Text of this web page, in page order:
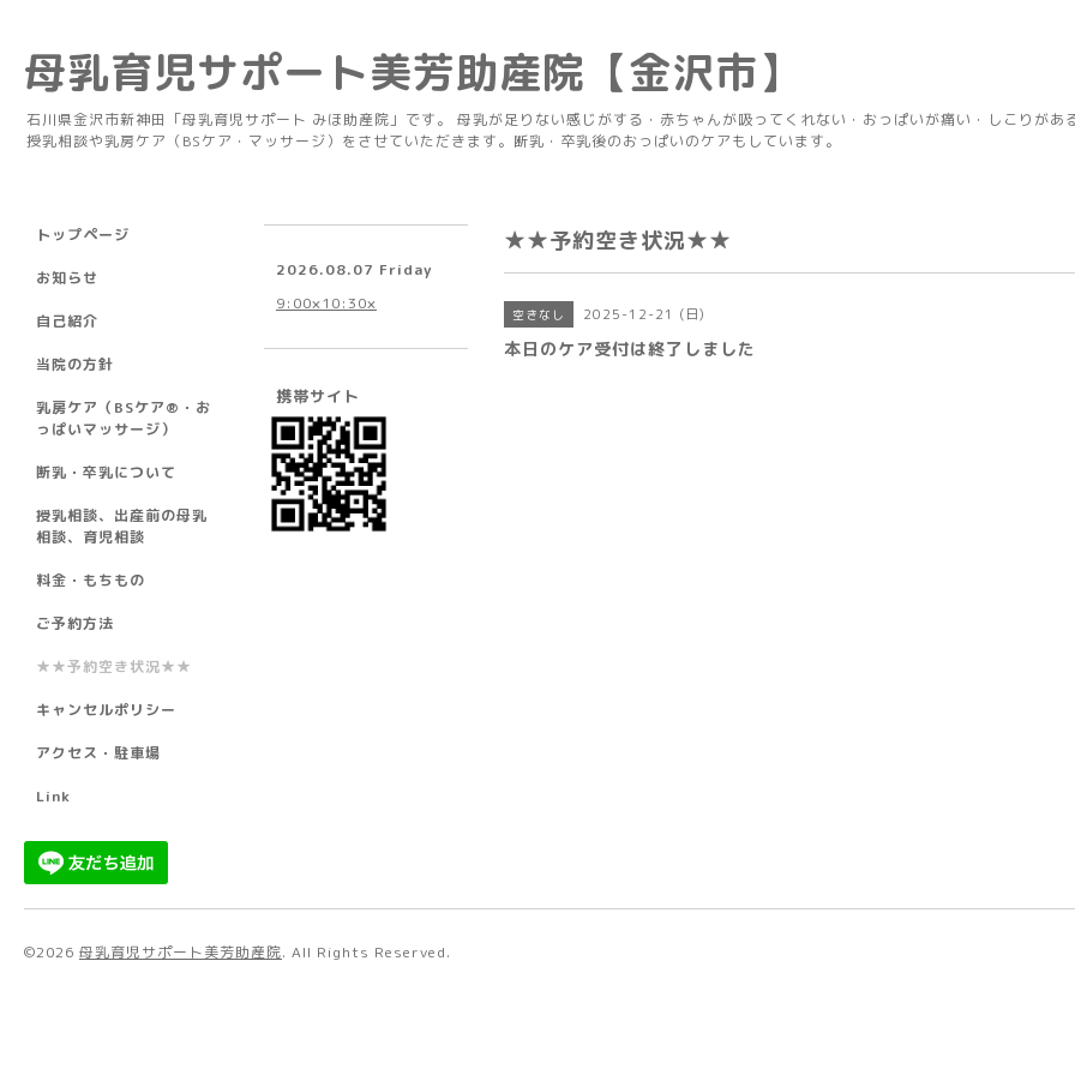
母乳育児サポート美芳助産院【金沢市】
石川県金沢市新神田「母乳育児サポート みほ助産院」です。 母乳が足りない感じがする・赤ちゃんが吸ってくれない・おっぱいが痛い・しこりがあ
授乳相談や乳房ケア（BSケア・マッサージ）をさせていただきます。断乳・卒乳後のおっぱいのケアもしています。
★★予約空き状況★★
空きなし 2025-12-21 (日)
本日のケア受付は終了しました
トップページ
お知らせ
自己紹介
当院の方針
乳房ケア（BSケア®︎・お
っぱいマッサージ）
断乳・卒乳について
授乳相談、出産前の母乳
相談、育児相談
料金・もちもの
ご予約方法
★★予約空き状況★★
キャンセルポリシー
アクセス・駐車場
Link
2026.08.07 Friday
9:00×10:30×
携帯サイト
©2026 母乳育児サポート美芳助産院. All Rights Reserved.